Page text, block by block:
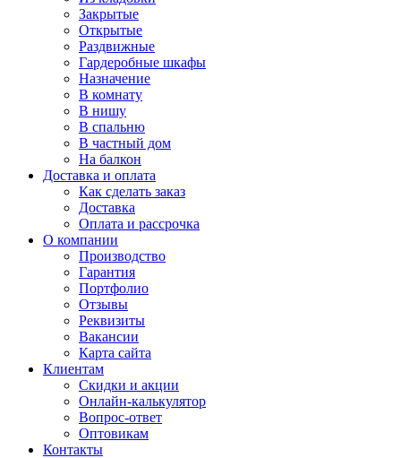
Закрытые
Открытые
Раздвижные
Гардеробные шкафы
Назначение
В комнату
В нишу
В спальню
В частный дом
На балкон
Доставка и оплата
Как сделать заказ
Доставка
Оплата и рассрочка
О компании
Производство
Гарантия
Портфолио
Отзывы
Реквизиты
Вакансии
Карта сайта
Клиентам
Скидки и акции
Онлайн-калькулятор
Вопрос-ответ
Оптовикам
Контакты